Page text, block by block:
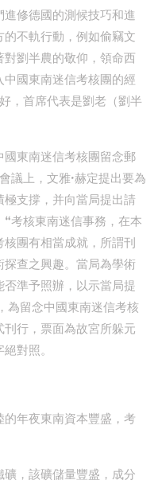
修德國的測候技巧和進
不軌行動，例如偷竊文
劉半農的敬仰，領命西
國東南迷信考核團的經
，首席代表是劉老（劉半
東南迷信考核團留念郵
議上，文雅·赫定提出要為
支撐，并向當局提出請
考核東南迷信事務，在本
團有相當成就，所謂刊
查之興趣。當局為學術
準予照辦，以示當局提
為留念中國東南迷信考核
行，票面為故宮所躲元
對照。
年夜東南資本豐盛，考
，該礦儲量豐盛，成分